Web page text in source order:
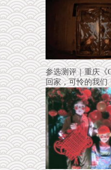
参选测评｜重庆《
回家，可怜的我们